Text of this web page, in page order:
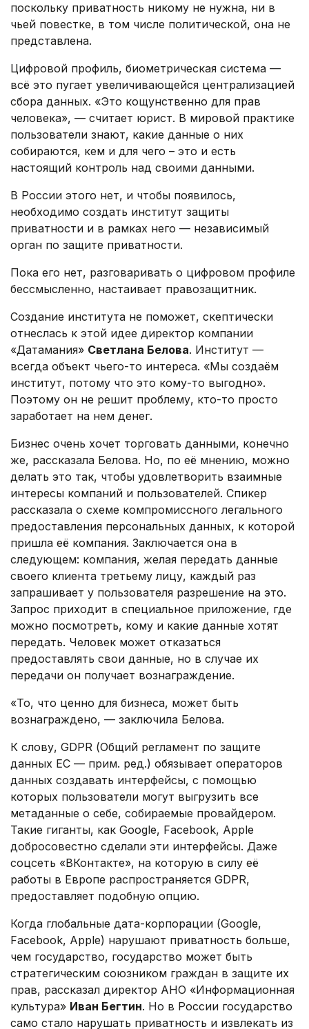
поскольку приватность никому не нужна, ни в
чьей повестке, в том числе политической, она не
представлена.
Цифровой профиль, биометрическая система —
всё это пугает увеличивающейся централизацией
сбора данных. «Это кощунственно для прав
человека», — считает юрист. В мировой практике
пользователи знают, какие данные о них
собираются, кем и для чего – это и есть
настоящий контроль над своими данными.
В России этого нет, и чтобы появилось,
необходимо создать институт защиты
приватности и в рамках него — независимый
орган по защите приватности.
Пока его нет, разговаривать о цифровом профиле
бессмысленно, настаивает правозащитник.
Создание института не поможет, скептически
отнеслась к этой идее директор компании
«Датамания» Светлана Белова. Институт —
всегда объект чьего-то интереса. «Мы создаём
институт, потому что это кому-то выгодно».
Поэтому он не решит проблему, кто-то просто
заработает на нем денег.
Бизнес очень хочет торговать данными, конечно
же, рассказала Белова. Но, по её мнению, можно
делать это так, чтобы удовлетворить взаимные
интересы компаний и пользователей. Спикер
рассказала о схеме компромиссного легального
предоставления персональных данных, к которой
пришла её компания. Заключается она в
следующем: компания, желая передать данные
своего клиента третьему лицу, каждый раз
запрашивает у пользователя разрешение на это.
Запрос приходит в специальное приложение, где
можно посмотреть, кому и какие данные хотят
передать. Человек может отказаться
предоставлять свои данные, но в случае их
передачи он получает вознаграждение.
«То, что ценно для бизнеса, может быть
вознаграждено, — заключила Белова.
К слову, GDPR (Общий регламент по защите
данных ЕС — прим. ред.) обязывает операторов
данных создавать интерфейсы, с помощью
которых пользователи могут выгрузить все
метаданные о себе, собираемые провайдером.
Такие гиганты, как Google, Facebook, Apple
добросовестно сделали эти интерфейсы. Даже
соцсеть «ВКонтакте», на которую в силу её
работы в Европе распространяется GDPR,
предоставляет подобную опцию.
Когда глобальные дата-корпорации (Google,
Facebook, Apple) нарушают приватность больше,
чем государство, государство может быть
стратегическим союзником граждан в защите их
прав, рассказал директор АНО «Информационная
культура» Иван Бегтин. Но в России государство
само стало нарушать приватность и извлекать из